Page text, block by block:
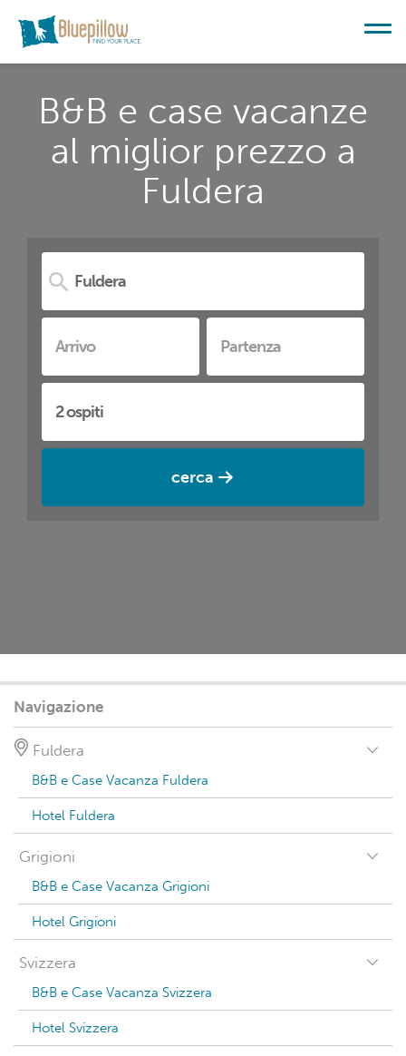
B&B e case vacanze
al miglior prezzo a
Fuldera
cerca
Navigazione
Fuldera
B&B e Case Vacanza Fuldera
Hotel Fuldera
Grigioni
B&B e Case Vacanza Grigioni
Hotel Grigioni
Svizzera
B&B e Case Vacanza Svizzera
Hotel Svizzera